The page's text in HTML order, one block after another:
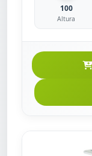
100
Altura